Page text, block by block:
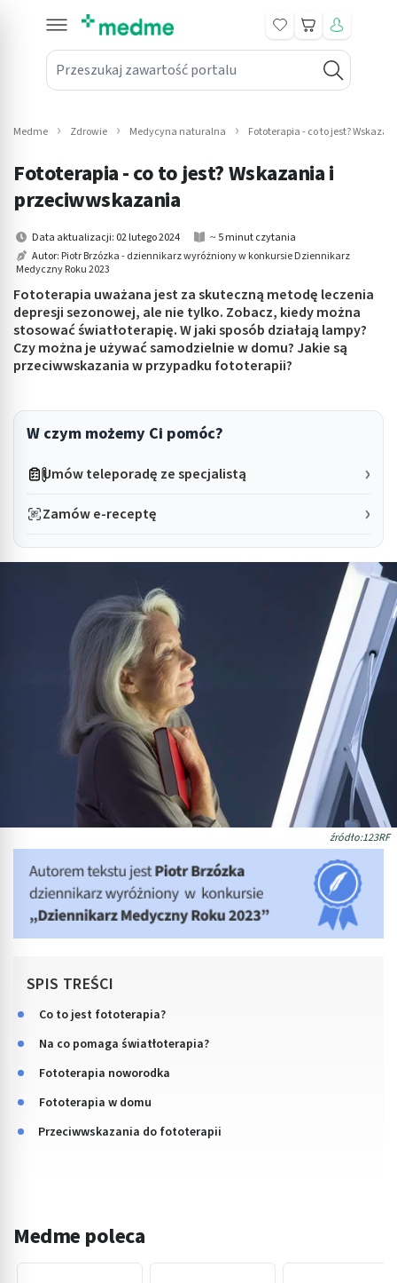
Przeszukaj zawartość portalu
Koszyk
submenu: Leki na receptę
submenu: Mama i dziecko
submenu: Kosmetyki
submenu: Higiena
submenu: Sprzęt medyczny
submenu: Intymne
Medme Zdrowie Medycyna naturalna Fototerapia - co to jest?
Fototerapia - co to jest? Wskazania i
przeciwwskazania
Data aktualizacji: 02 lutego 2024
~ 5 minut czytania
Autor: Piotr Brzózka - dziennikarz wyróżniony w konkursie Dziennikarz
Medyczny Roku 2023
Fototerapia uważana jest za skuteczną metodę leczenia
depresji sezonowej, ale nie tylko. Zobacz, kiedy można
stosować światłoterapię. W jaki sposób działają lampy?
Czy można je używać samodzielnie w domu? Jakie są
przeciwwskazania w przypadku fototerapii?
W czym możemy Ci pomóc?
Umów teleporadę ze specjalistą
Zamów e-receptę
źródło:123RF
SPIS TREŚCI
Co to jest fototerapia?
Na co pomaga światłoterapia?
Fototerapia noworodka
Fototerapia w domu
Przeciwwskazania do fototerapii
Medme poleca